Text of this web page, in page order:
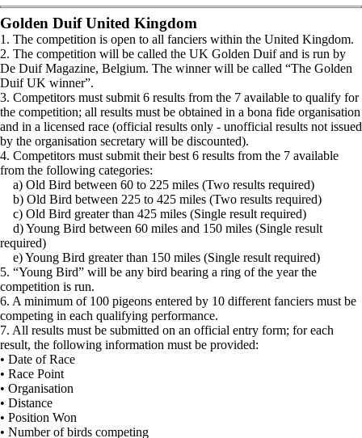
Golden Duif United Kingdom
1. The competition is open to all fanciers within the United Kingdom.
2. The competition will be called the UK Golden Duif and is run by
De Duif Magazine, Belgium. The winner will be called “The Golden
Duif UK winner”.
3. Competitors must submit 6 results from the 7 available to qualify for
the competition; all results must be obtained in a bona fide organisation
and in a licensed race (official results only - unofficial results not issued
by the organisation secretary will be discounted).
4. Competitors must submit their best 6 results from the 7 available
from the following categories:
a) Old Bird between 60 to 225 miles (Two results required)
b) Old Bird between 225 to 425 miles (Two results required)
c) Old Bird greater than 425 miles (Single result required)
d) Young Bird between 60 miles and 150 miles (Single result
required)
e) Young Bird greater than 150 miles (Single result required)
5. “Young Bird” will be any bird bearing a ring of the year the
competition is run.
6. A minimum of 100 pigeons entered by 10 different fanciers must be
competing in each qualifying performance.
7. All results must be submitted on an official entry form; for each
result, the following information must be provided:
• Date of Race
• Race Point
• Organisation
• Distance
• Position Won
• Number of birds competing